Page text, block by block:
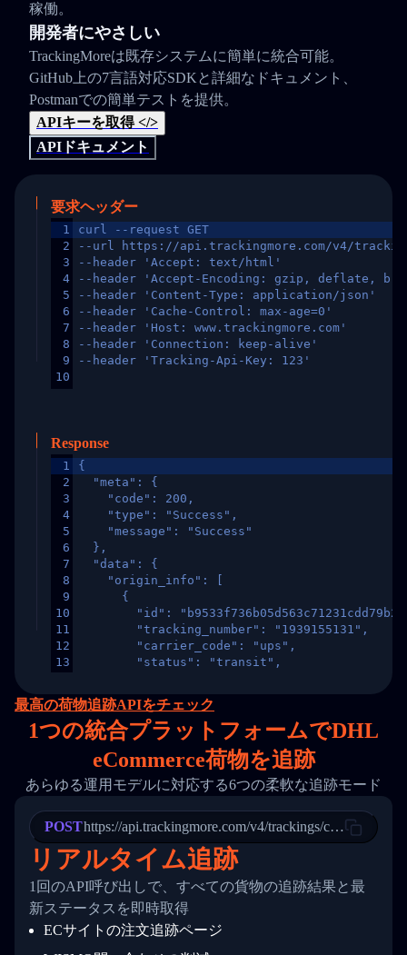
稼働。
開発者にやさしい
TrackingMoreは既存システムに簡単に統合可能。
GitHub上の7言語対応SDKと詳細なドキュメント、
Postmanでの簡単テストを提供。
APIキーを取得 </>
APIドキュメント
要求ヘッダー
1
2
3
4
5
6
7
8
9
10
curl --request GET
--url https://api.trackingmore.com/v4/trackings/
--header 'Accept: text/html'
--header 'Accept-Encoding: gzip, deflate,
--header 'Content-Type: application/json'
--header 'Cache-Control: max-age=0'
--header 'Host: www.trackingmore.com'
--header 'Connection: keep-alive'
--header 'Tracking-Api-Key: 123'
Response
1
2
3
4
5
6
7
8
9
10
11
12
13
15
16
17
20
21
22
23
24
25
26
27
28
29
30
{
  "meta": {
    "code": 200,
    "type": "Success",
    "message": "Success"
  },
  "data": {
    "origin_info": [
      {
"id":
        "tracking_number": "1939155131",
        "carrier_code": "ups",
        "status": "transit",
"destination_country": "United
        "itemTimeLength": 2,
        "weblink": "",
        "phone": null,
        "trackinfo": [
          {
            "Date": "2017-03-08 04: 22: 00",
"StatusDescription": "Departed
"Details": "Departed Facility
          },
          {
            "Date": "2017-03-06 15:28:00",
"StatusDescription": "Shipment
"Details": "BEIJING-
          }
        ]
最高の荷物追跡APIをチェック
1つの統合プラットフォームでDHL
eCommerce荷物を追跡
あらゆる運用モデルに対応する6つの柔軟な追跡モード
POSThttps://api.trackingmore.com/v4/trackings/create
リアルタイム追跡
1回のAPI呼び出しで、すべての貨物の追跡結果と最
新ステータスを即時取得
ECサイトの注文追跡ページ